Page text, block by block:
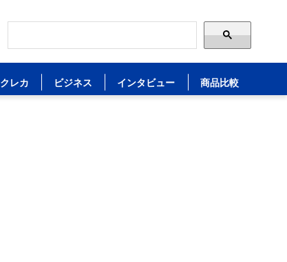
クレカ ビジネス インタビュー 商品比較